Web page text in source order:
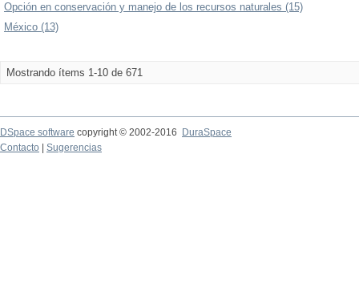
Opción en conservación y manejo de los recursos naturales (15)
México (13)
Mostrando ítems 1-10 de 671
DSpace software copyright © 2002-2016
DuraSpace
Contacto
Sugerencias